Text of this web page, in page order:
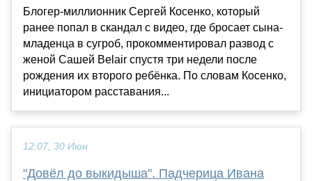
Блогер-миллионник Сергей Косенко, который
ранее попал в скандал с видео, где бросает сына-
младенца в сугроб, прокомментировал развод с
женой Сашей Belair спустя три недели после
рождения их второго ребёнка. По словам Косенко,
инициатором расставания...
12:07, 30 Июн
"Довёл до выкидыша". Падчерица Ивана